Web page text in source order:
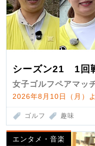
シーズン21 1回
女子ゴルフペアマッ
2026年8月10日（月）
ゴルフ 趣味
エンタメ・音楽